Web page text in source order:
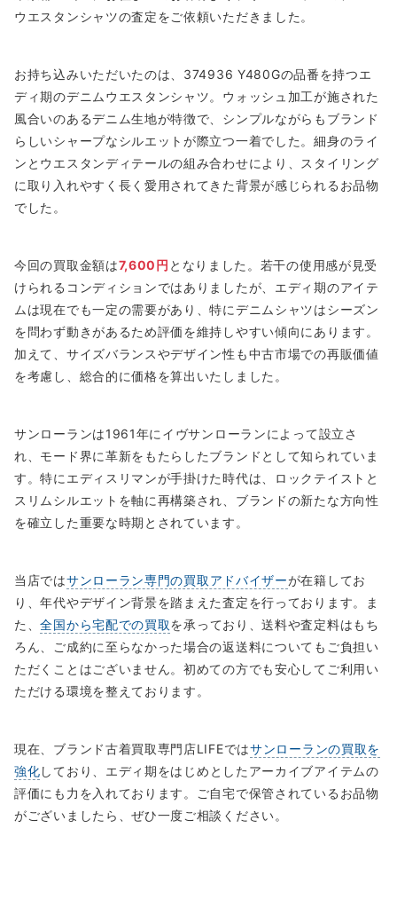
ウエスタンシャツの査定をご依頼いただきました。
お持ち込みいただいたのは、374936 Y480Gの品番を持つエ
ディ期のデニムウエスタンシャツ。ウォッシュ加工が施された
風合いのあるデニム生地が特徴で、シンプルながらもブランド
らしいシャープなシルエットが際立つ一着でした。細身のライ
ンとウエスタンディテールの組み合わせにより、スタイリング
に取り入れやすく長く愛用されてきた背景が感じられるお品物
でした。
今回の買取金額は7,600円 となりました。若干の使用感が見受
けられるコンディションではありましたが、エディ期のアイテ
ムは現在でも一定の需要があり、特にデニムシャツはシーズン
を問わず動きがあるため評価を維持しやすい傾向にあります。
加えて、サイズバランスやデザイン性も中古市場での再販価値
を考慮し、総合的に価格を算出いたしました。
サンローランは1961年にイヴサンローランによって設立さ
れ、モード界に革新をもたらしたブランドとして知られていま
す。特にエディスリマンが手掛けた時代は、ロックテイストと
スリムシルエットを軸に再構築され、ブランドの新たな方向性
を確立した重要な時期とされています。
当店ではサンローラン専門の買取アドバイザーが在籍してお
り、年代やデザイン背景を踏まえた査定を行っております。ま
た、全国から宅配での買取を承っており、送料や査定料はもち
ろん、ご成約に至らなかった場合の返送料についてもご負担い
ただくことはございません。初めての方でも安心してご利用い
ただける環境を整えております。
現在、ブランド古着買取専門店LIFEではサンローランの買取を
強化しており、エディ期をはじめとしたアーカイブアイテムの
評価にも力を入れております。ご自宅で保管されているお品物
がございましたら、ぜひ一度ご相談ください。